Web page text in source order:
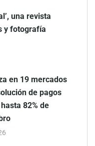
una revista
y fotografía
en 19 mercados
de pagos
82% de